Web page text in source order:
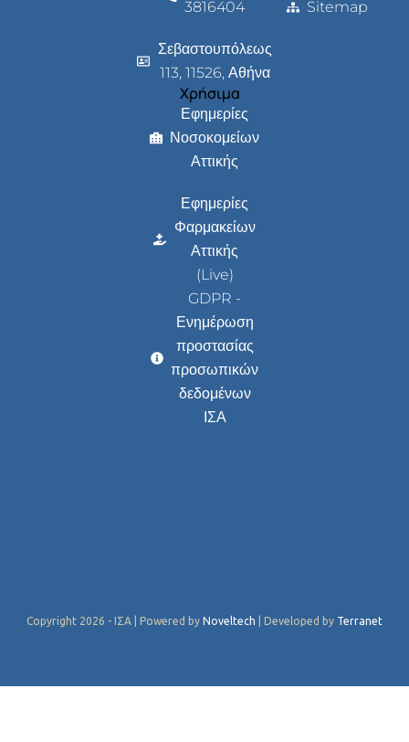
3816404
Σεβαστουπόλεως
113, 11526, Αθήνα
Χρήσιμα
Εφημερίες
Νοσοκομείων
Αττικής
Εφημερίες
Φαρμακείων
Αττικής
(Live)
GDPR -
Ενημέρωση
προστασίας
προσωπικών
δεδομένων
ΙΣΑ
Sitemap
Copyright 2026 - ΙΣΑ | Powered by Noveltech | Developed by Terranet